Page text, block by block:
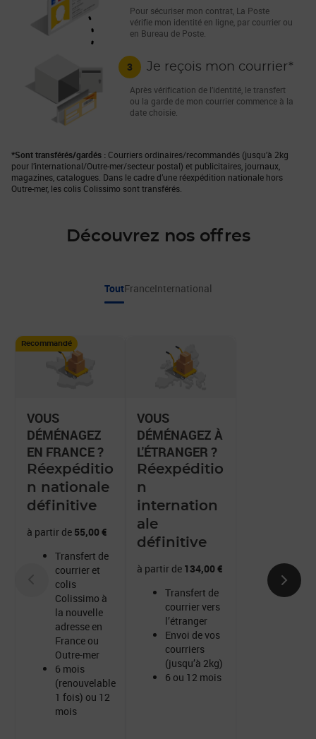
Pour sécuriser mon contrat, La Poste
vérifie mon identité en ligne, par courrier ou
en Bureau de Poste.
3 Je reçois mon courrier*
Après vérification de l’identité, le transfert
ou la garde de mon courrier commence à la
date choisie.
*Sont transférés/gardés : Courriers ordinaires/recommandés (jusqu’à 2kg
pour l’international/Outre-mer/secteur postal) et publicitaires, journaux,
magazines, catalogues. Dans le cadre d’une réexpédition nationale hors
Outre-mer, les colis Colissimo sont transférés.
Découvrez nos offres
ToutFranceInternational
Recommandé
VOUS
DÉMÉNAGEZ
EN FRANCE ?
Réexpéditio
n nationale
définitive
à partir de 55,00 €
Transfert de
courrier et
colis
Colissimo à
la nouvelle
adresse en
France ou
Outre-mer
6 mois
(renouvelable
1 fois) ou 12
mois
VOUS
DÉMÉNAGEZ À
L'ÉTRANGER ?
Réexpéditio
n
internation
ale
définitive
à partir de 134,00 €
Transfert de
courrier vers
l’étranger
Envoi de vos
courriers
(jusqu’à 2kg)
6 ou 12 mois